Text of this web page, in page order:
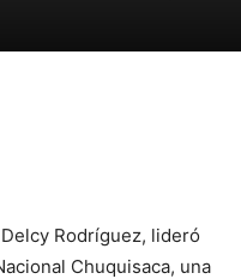
Rodríguez, lideró
Chuquisaca, una